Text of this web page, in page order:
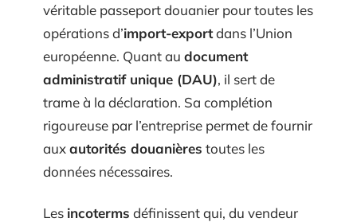
véritable passeport douanier pour toutes les
opérations d’import-exportdans l’Union
européenne. Quant au document
administratif unique (DAU), il sert de
trame à la déclaration. Sa complétion
rigoureuse par l’entreprise permet de fournir
auxautorités douanières toutes les
données nécessaires.
Les incoterms définissent qui, du vendeur